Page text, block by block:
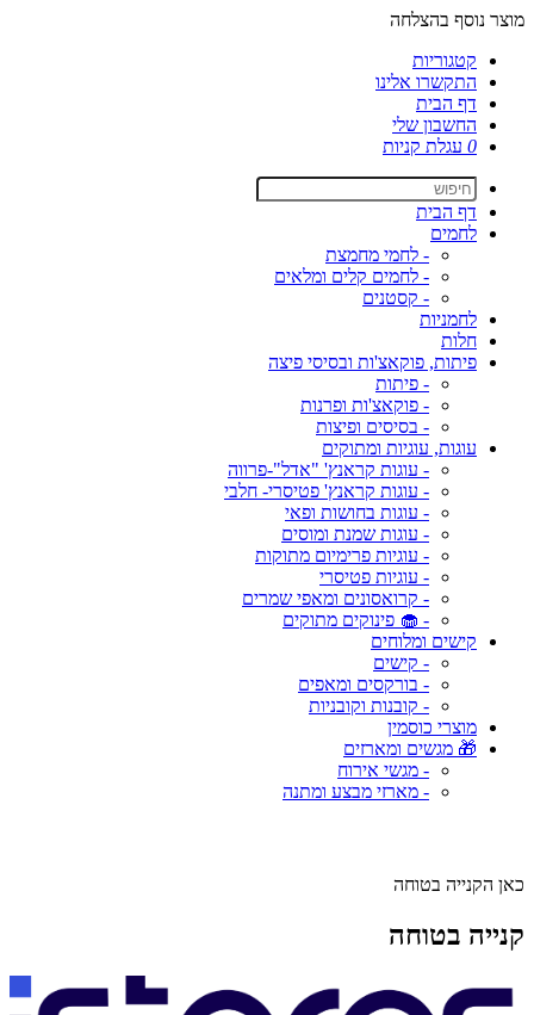
מוצר נוסף בהצלחה
קטגוריות
התקשרו אלינו
דף הבית
החשבון שלי
0 עגלת קניות
דף הבית
לחמים
- לחמי מחמצת
- לחמים קלים ומלאים
- קסטנים
לחמניות
חלות
פיתות, פוקאצ'ות ובסיסי פיצה
- פיתות
- פוקאצ'ות ופרנות
- בסיסים ופיצות
עוגות, עוגיות ומתוקים
- עוגות קראנץ' "אדל"-פרווה
- עוגות קראנץ' פטיסרי- חלבי
- עוגות בחושות ופאי
- עוגות שמנת ומוסים
- עוגיות פרימיום מתוקות
- עוגיות פטיסרי
- קרואסונים ומאפי שמרים
- 🧁 פינוקים מתוקים
קישים ומלוחים
- קישים
- בורקסים ומאפים
- קובנות וקובניות
מוצרי כוסמין
🎁 מגשים ומארזים
- מגשי אירוח
- מארזי מבצע ומתנה
כאן הקנייה בטוחה
קנייה בטוחה